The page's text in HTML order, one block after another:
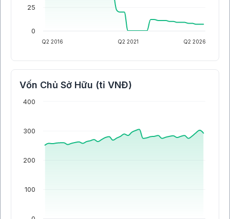
Q2 2016 Q2 2021 Q2 2026
0
25
Vốn Chủ Sở Hữu (tỉ VNĐ)
100
200
300
400